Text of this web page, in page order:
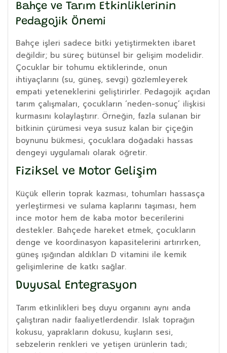
Bahçe ve Tarım Etkinliklerinin
Pedagojik Önemi
Bahçe işleri sadece bitki yetiştirmekten ibaret
değildir; bu süreç bütünsel bir gelişim modelidir.
Çocuklar bir tohumu ektiklerinde, onun
ihtiyaçlarını (su, güneş, sevgi) gözlemleyerek
empati yeteneklerini geliştirirler. Pedagojik açıdan
tarım çalışmaları, çocukların ‘neden-sonuç’ ilişkisi
kurmasını kolaylaştırır. Örneğin, fazla sulanan bir
bitkinin çürümesi veya susuz kalan bir çiçeğin
boynunu bükmesi, çocuklara doğadaki hassas
dengeyi uygulamalı olarak öğretir.
Fiziksel ve Motor Gelişim
Küçük ellerin toprak kazması, tohumları hassasça
yerleştirmesi ve sulama kaplarını taşıması, hem
ince motor hem de kaba motor becerilerini
destekler. Bahçede hareket etmek, çocukların
denge ve koordinasyon kapasitelerini artırırken,
güneş ışığından aldıkları D vitamini ile kemik
gelişimlerine de katkı sağlar.
Duyusal Entegrasyon
Tarım etkinlikleri beş duyu organını aynı anda
çalıştıran nadir faaliyetlerdendir. Islak toprağın
kokusu, yaprakların dokusu, kuşların sesi,
sebzelerin renkleri ve yetişen ürünlerin tadı;